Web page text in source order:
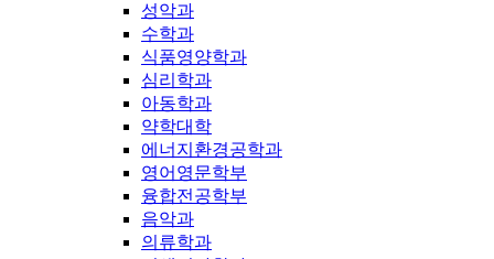
성악과
수학과
식품영양학과
심리학과
아동학과
약학대학
에너지환경공학과
영어영문학부
융합전공학부
음악과
의류학과